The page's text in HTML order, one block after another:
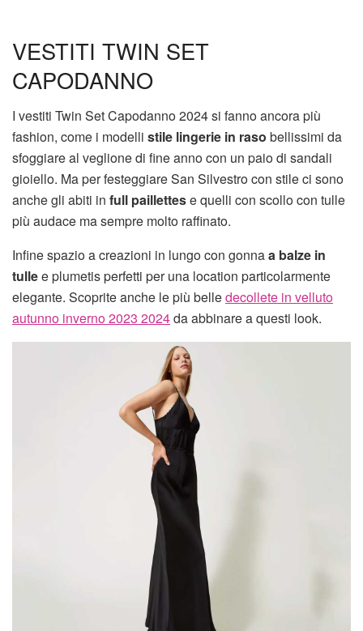
VESTITI TWIN SET
CAPODANNO
I vestiti Twin Set Capodanno 2024 si fanno ancora più
fashion, come i modelli stile lingerie in raso bellissimi da
sfoggiare al veglione di fine anno con un paio di sandali
gioiello. Ma per festeggiare San Silvestro con stile ci sono
anche gli abiti in full paillettese quelli con scollo con tulle
più audace ma sempre molto raffinato.
Infine spazio a creazioni in lungo con gonnaa balze in
tullee plumetis perfetti per una location particolarmente
elegante. Scoprite anche le più belledecollete in velluto
autunno inverno 2023 2024da abbinare a questi look.